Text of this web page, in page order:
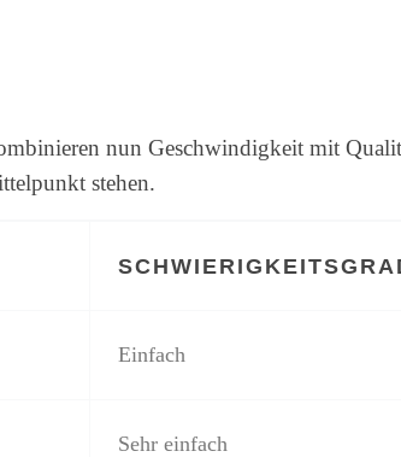
nun Geschwindigkeit mit
stehen.
Einfach
Sehr einfach